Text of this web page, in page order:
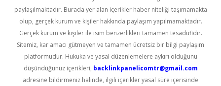
paylaşılmaktadır. Burada yer alan içerikler haber niteliği taşımamakta
olup, gerçek kurum ve kişiler hakkında paylaşım yapılmamaktadır.
Gerçek kurum ve kişiler ile isim benzerlikleri tamamen tesadüfidir.
Sitemiz, kar amacı gütmeyen ve tamamen ücretsiz bir bilgi paylaşım
platformudur. Hukuka ve yasal düzenlemelere aykırı olduğunu
düşündüğünüz içerikleri, backlinkpanelicomtr@gmail.com
adresine bildirmeniz halinde, ilgili içerikler yasal süre içerisinde